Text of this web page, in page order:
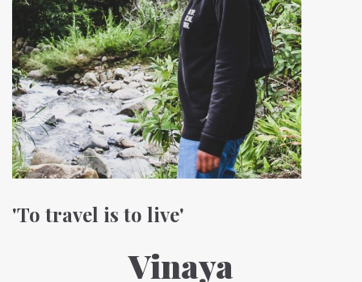
'To travel is to live'
Vinaya